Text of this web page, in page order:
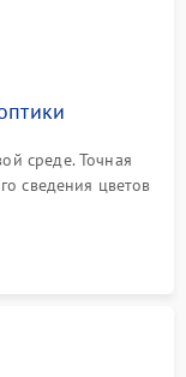
среде. Точная
сведения цветов
всех
корпуса